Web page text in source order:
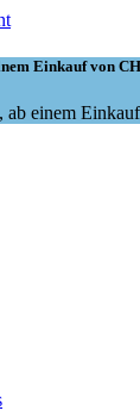
Einkauf von
einem